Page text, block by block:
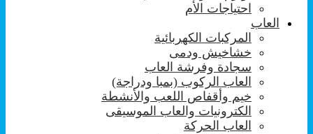
احتياجات الأم
العاب
المركبات الكهربائية
خشاخيش ودمى
سجادة وفرشة العاب
العاب الركوب (بمبا ودراجة)
خيم وأقفاص اللعب والأنشطة
الكترونيات والعاب الموسيقى
العاب الحركة